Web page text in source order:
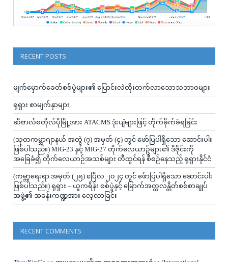
RECENT POSTS
မျက်မှောက်ခေတ်စစ်ပွဲများ၏ ပြောင်းလဲတိုးတက်လာသောသဘာဝများ
ရုရှား စာမျက်နှာများ
ဆီဗာလ်စတိုလ်ပိုမြို့အား ATACMS ဒုံးပျံများဖြင့် တိုက်ခိုက်ခံရခြင်း
(သုတကမ္ဘာဂျာနယ် အတွဲ (၇) အမှတ် (၄) တွင် ဖော်ပြပါရှိသော ဆောင်းပါး
ဖြစ်ပါသည်။) MiG-23 နှင့် MiG-27 တိုက်လေယာဥ်များ၏ ဒီဇိုင်းကို
အခြေခံ၍ တိုက်လေယာဉ်အသစ်များ တီထွင်ရန် စီစဉ်နေသည့် ရုရှားနိုင်ငံ
(ကမ္ဘာ့ရေးရာ အမှတ် (၂၅) ဧပြီလ ၂၀၂၄ တွင် ဖ်ောပြပါရှိသော ဆောင်းပါး
ဖြစ်ပါသည်။) ရုရှား – ယူကရိန်း စစ်ပွဲနှင့် မြောက်အတ္တလန္တိတ်စစ်စာချုပ်
အဖွဲ့၏ အခန်းကဏ္ဍအား လေ့လာခြင်း
RECENT COMMENTS